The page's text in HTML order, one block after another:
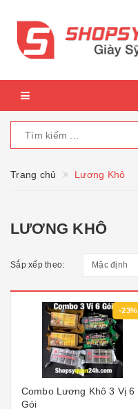
Trang chủ Lương Khô
LƯƠNG KHÔ
Sắp xếp theo:
-23%
Combo Lương Khô 3 Vị 6
Gói